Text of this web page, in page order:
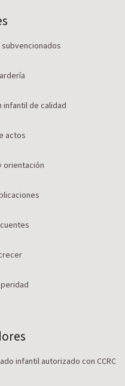
infantil de calidad
actos
orientación
infantil autorizado con CCRC